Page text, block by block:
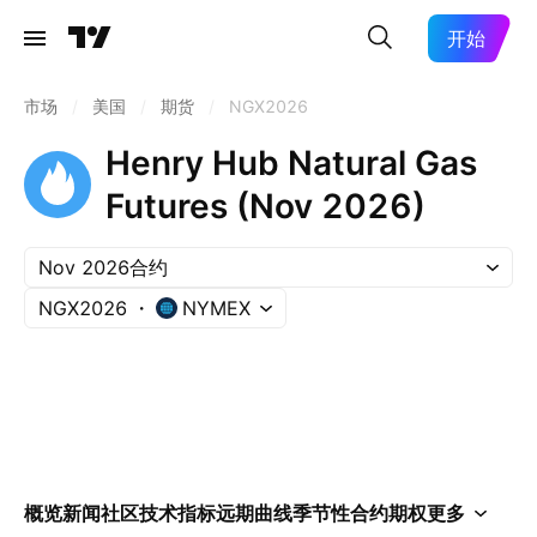
开始
市场 美国 期货 NGX2026
Henry Hub Natural Gas
Futures (Nov 2026)
Nov 2026合约
NGX2026
NYMEX
概览新闻社区技术指标远期曲线季节性合约期权更多